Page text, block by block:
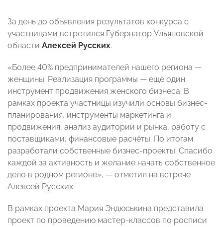
За день до объявления результатов конкурса с
участницами встретился Губернатор Ульяновской
области Алексей Русских.
«Более 40% предпринимателей нашего региона —
женщины. Реализация программы — еще один
инструмент продвижения женского бизнеса. В
рамках проекта участницы изучили основы бизнес-
планирования, инструменты маркетинга и
продвижения, анализ аудитории и рынка, работу с
поставщиками, финансовые расчёты. По итогам
разработали собственные бизнес-проекты. Спасибо
каждой за активность и желание начать собственное
дело в родном регионе», — отметил на встрече
Алексей Русских.
В рамках проекта Мария Эндюськина представила
проект по проведению мастер-классов по росписи